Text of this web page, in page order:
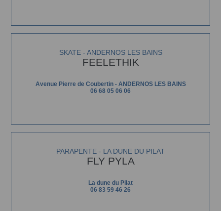
SKATE - ANDERNOS LES BAINS
FEELETHIK
Avenue Pierre de Coubertin - ANDERNOS LES BAINS
06 68 05 06 06
PARAPENTE - LA DUNE DU PILAT
FLY PYLA
La dune du Pilat
06 83 59 46 26